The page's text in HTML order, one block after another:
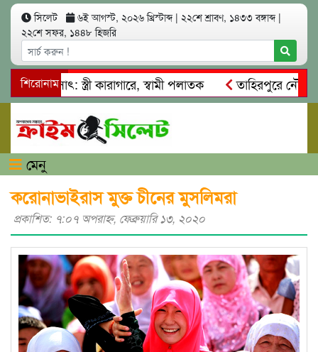
সিলেট ৬ই আগস্ট, ২০২৬ খ্রিস্টাব্দ | ২২শে শ্রাবণ, ১৪৩৩ বঙ্গাব্দ |
২২শে সফর, ১৪৪৮ হিজরি
শিরোনামস্ত্রী কারাগারে, স্বামী পলাতক
তাহিরপুরে নৌ-
মারধর
নগরীতে কোটি টাকার সম্পত্তি দখলের চেষ্টা:
মেনু
করোনাভাইরাস মুক্ত চীনের মুসলিমরা
প্রকাশিত: ৭:০৭ অপরাহ্ণ, ফেব্রুয়ারি ১৩, ২০২০